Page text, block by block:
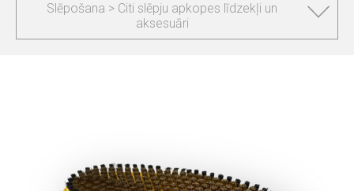
Slēpošana > Citi slēpju apkopes līdzekļi un
aksesuāri